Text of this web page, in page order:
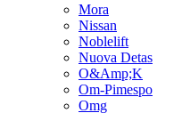
Mora
Nissan
Noblelift
Nuova Detas
O&Amp;K
Om-Pimespo
Omg